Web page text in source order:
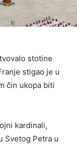
stotine
stigao je u
čin ukopa biti
kardinali,
Svetog Petra u